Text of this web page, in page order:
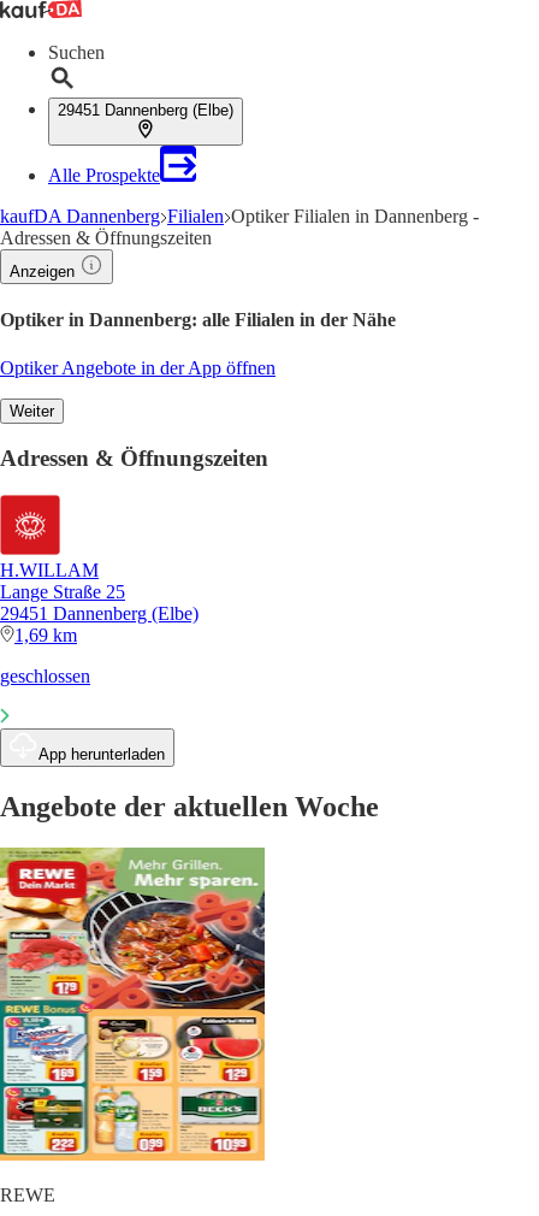
Suchen
29451 Dannenberg (Elbe)
Alle Prospekte
kaufDA Dannenberg Filialen Optiker Filialen in Dannenberg -
Adressen & Öffnungszeiten
Anzeigen
Optiker in Dannenberg: alle Filialen in der Nähe
Optiker Angebote in der App öffnen
Weiter
Adressen & Öffnungszeiten
H.WILLAM
Lange Straße 25
29451 Dannenberg (Elbe)
1,69 km
geschlossen
App herunterladen
Angebote der aktuellen Woche
REWE